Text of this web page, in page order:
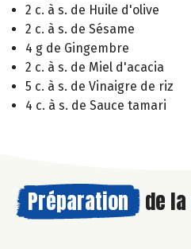
2 c. à s. de Huile d'olive
2 c. à s. de Sésame
4 g de Gingembre
2 c. à s. de Miel d'acacia
5 c. à s. de Vinaigre de riz
4 c. à s. de Sauce tamari
Préparation de la